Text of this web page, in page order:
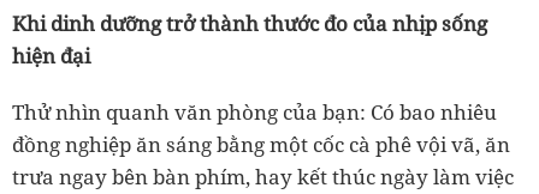
Khi dinh dưỡng trở thành thước đo của nhịp sống
hiện đại
Thử nhìn quanh văn phòng của bạn: Có bao nhiêu
đồng nghiệp ăn sáng bằng một cốc cà phê vội vã, ăn
trưa ngay bên bàn phím, hay kết thúc ngày làm việc